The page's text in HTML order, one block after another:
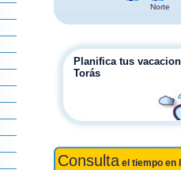
Norte
Planifica tus
Torás
Consulta el tiempo en